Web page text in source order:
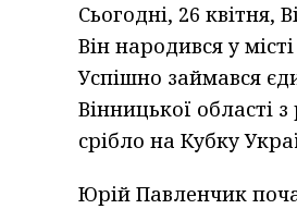
Сьогодні, 26 квітня,
Він народився у
Успішно займався
Вінницької області
срібло на Кубку
Юрій Павленчик